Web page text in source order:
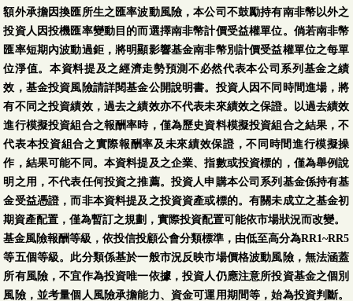
額外承擔因換匯所生之匯率波動風險，本公司不鼓勵持有南非幣以外之
投資人因投機匯率變動目的而選擇南非幣計價受益權單位。倘若南非幣
匯率短期內波動過鉅，將明顯影響基金南非幣別計價受益權單位之每單
位淨值。本資料提及之經濟走勢預測不必然代表本公司系列基金之績
效，基金投資風險請詳閱基金公開說明書。投資人因不同時間進場，將
有不同之投資績效，過去之績效亦不代表未來績效之保證。以過去績效
進行模擬投資組合之報酬率時，僅為歷史資料模擬投資組合之結果，不
代表本投資組合之實際報酬率及未來績效保證，不同時間進行模擬操
作，結果可能不同。本資料提及之企業、指數或投資標的，僅為舉例說
明之用，不代表任何投資之推薦。投資人申購本公司系列基金係持有基
金受益憑證，而非本資料提及之投資資產或標的。有關未成立之基金初
期資產配置，僅為暫訂之規劃，實際投資配置可能依市場狀況而改變。
基金風險報酬等級，依投信投顧公會分類標準，由低至高分為RR1~RR5
等五個等級。此分類係基於一般市況反映市場價格波動風險，無法涵蓋
所有風險，不宜作為投資唯一依據，投資人仍應注意所投資基金之個別
風險，並考量個人風險承擔能力、資金可運用期間等，始為投資判斷。